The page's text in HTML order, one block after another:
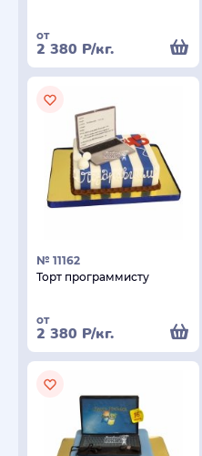
от
2 380 Р/кг.
№ 11162
Торт программисту
от
2 380 Р/кг.